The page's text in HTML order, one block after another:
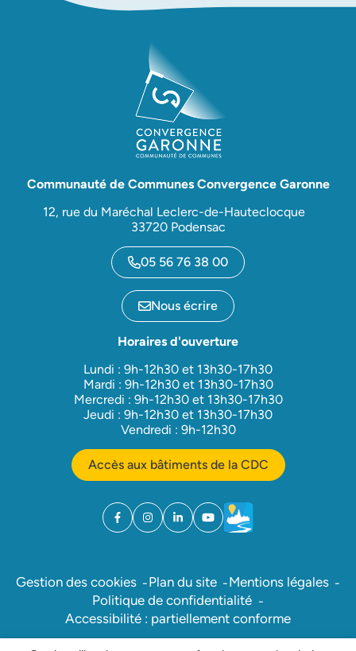
Communauté de Communes Convergence Garonne
12, rue du Maréchal Leclerc-de-Hauteclocque
33720 Podensac
05 56 76 38 00
Nous écrire
Horaires d'ouverture
Lundi : 9h-12h30 et 13h30-17h30
Mardi : 9h-12h30 et 13h30-17h30
Mercredi : 9h-12h30 et 13h30-17h30
Jeudi : 9h-12h30 et 13h30-17h30
Vendredi : 9h-12h30
Accès aux bâtiments de la CDC
Facebook
(ouverture dans un nouvel onglet)
Instagram
(ouverture dans un nouvel onglet)
Linkedin
(ouverture dans un nouvel onglet)
YouTube
(ouverture dans un nouvel
Météo
(ouverture dans un
Gestion des cookies Plan du site
Mentions légales
Politique de confidentialité
Accessibilité : partiellement conforme